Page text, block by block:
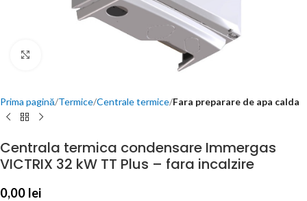
Prima pagină Termice Centrale termice Fara preparare de apa calda
Centrala termica condensare Immergas
VICTRIX 32 kW TT Plus – fara incalzire
0,00 lei